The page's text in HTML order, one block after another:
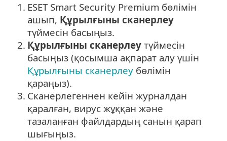
1. ESET Smart Security Premium бөлімін
ашып, Құрылғыны сканерлеу
түймесін басыңыз.
2. Құрылғыны сканерлеу түймесін
басыңыз (қосымша ақпарат алу үшін
Құрылғыны сканерлеу бөлімін
қараңыз).
3. Сканерлегеннен кейін журналдан
қаралған, вирус жұққан және
тазаланған файлдардың санын қарап
шығыңыз.